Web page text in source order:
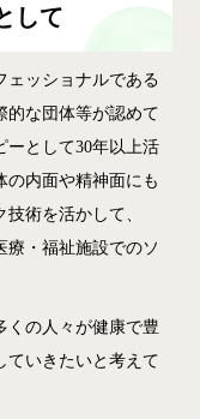
して
ェッショナルである
的な団体等が認めて
ーとして30年以上活
の内面や精神面にも
術を活かして、
療・福祉施設でのソ
くの人々が健康で豊
ていきたいと考えて